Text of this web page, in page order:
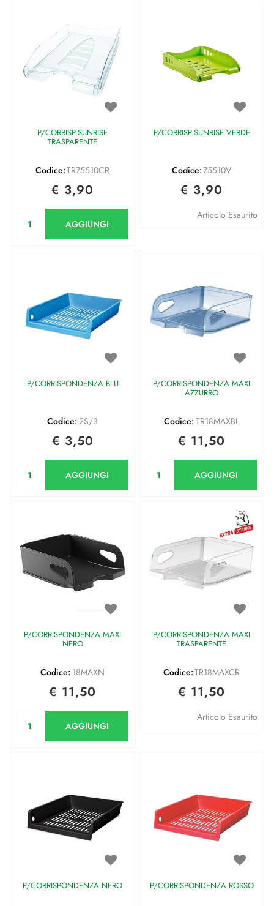
P/CORRISP.SUNRISE
TRASPARENTE
Codice:TR75510CR
€ 3,90
AGGIUNGI
P/CORRISP.SUNRISE VERDE
Codice:75510V
€ 3,90
Articolo Esaurito
P/CORRISPONDENZA BLU
Codice: 2S/3
€ 3,50
AGGIUNGI
P/CORRISPONDENZA MAXI
AZZURRO
Codice: TR18MAXBL
€ 11,50
AGGIUNGI
P/CORRISPONDENZA MAXI
NERO
Codice: 18MAXN
€ 11,50
AGGIUNGI
P/CORRISPONDENZA MAXI
TRASPARENTE
Codice:TR18MAXCR
€ 11,50
Articolo Esaurito
P/CORRISPONDENZA NERO P/CORRISPONDENZA ROSSO